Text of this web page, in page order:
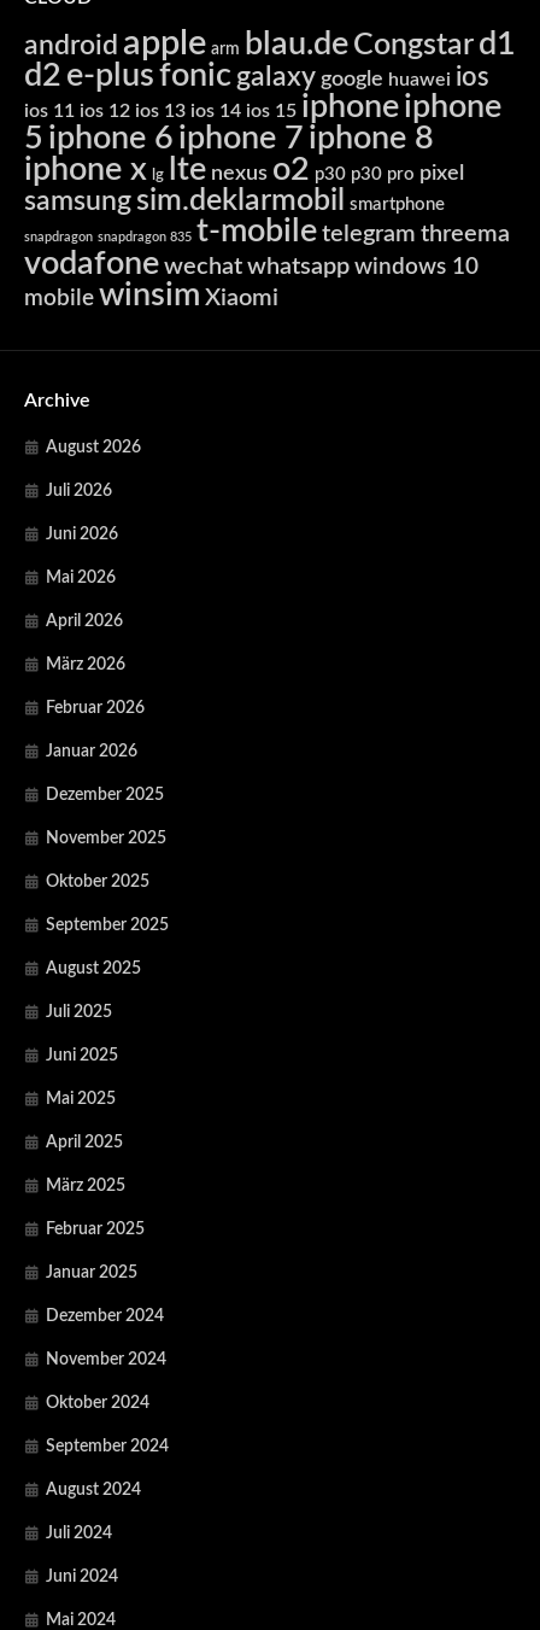
android apple arm blau.de Congstar d1
d2 e-plusfonic galaxy google huawei ios
ios 11 ios 12 ios 13 ios 14 ios 15 iphoneiphone
5 iphone 6 iphone 7 iphone 8
iphone x lg lte nexus o2 p30 p30 pro pixel
samsung sim.deklarmobil smartphone
snapdragon snapdragon 835 t-mobile telegram threema
vodafone wechat whatsapp windows 10
mobile winsim Xiaomi
Archive
August 2026
Juli 2026
Juni 2026
Mai 2026
April 2026
März 2026
Februar 2026
Januar 2026
Dezember 2025
November 2025
Oktober 2025
September 2025
August 2025
Juli 2025
Juni 2025
Mai 2025
April 2025
März 2025
Februar 2025
Januar 2025
Dezember 2024
November 2024
Oktober 2024
September 2024
August 2024
Juli 2024
Juni 2024
Mai 2024